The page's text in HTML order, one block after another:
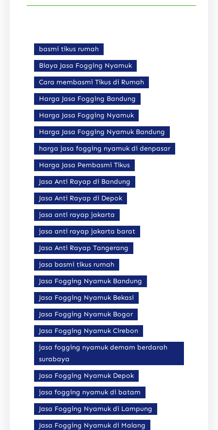
basmi tikus rumah
Biaya Jasa Fogging Nyamuk
Cara membasmi Tikus di Rumah
Harga Jasa Fogging Bandung
Harga Jasa Fogging Nyamuk
Harga Jasa Fogging Nyamuk Bandung
harga jasa fogging nyamuk di denpasar
Harga Jasa Pembasmi Tikus
Jasa Anti Rayap di Bandung
Jasa Anti Rayap di Depok
jasa anti rayap jakarta
jasa anti rayap jakarta barat
Jasa Anti Rayap Tangerang
jasa basmi tikus rumah
Jasa Fogging Nyamuk Bandung
Jasa Fogging Nyamuk Bekasi
Jasa Fogging Nyamuk Bogor
Jasa Fogging Nyamuk Cirebon
jasa fogging nyamuk demam berdarah
surabaya
Jasa Fogging Nyamuk Depok
jasa fogging nyamuk di batam
Jasa Fogging Nyamuk di Lampung
Jasa Fogging Nyamuk di Malang